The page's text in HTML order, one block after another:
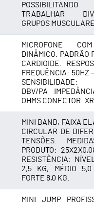
POSSIBILITANDO
TRABALHAR
GRUPOS
MICROFONE
DINÂMICO. PADRÃO
CARDIOIDE.
FREQUÊNCIA: 50HZ
DBV/PA
OHMS CONECTOR:
MINI BAND, FAIXA
CIRCULAR DE
TENSÕES.
PRODUTO:
RESISTÊNCIA:
2,5 KG, MÉDIO
FORTE 8,0 KG.
MINI JUMP